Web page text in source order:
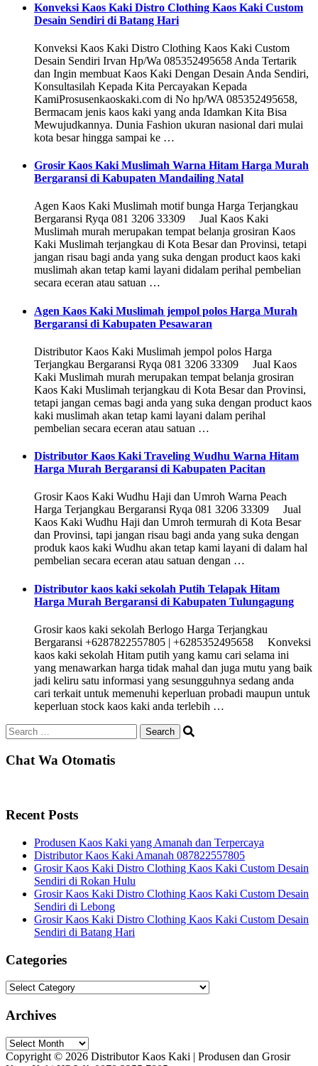
Konveksi Kaos Kaki Distro Clothing Kaos Kaki Custom
Desain Sendiri di Batang Hari
Konveksi Kaos Kaki Distro Clothing Kaos Kaki Custom
Desain Sendiri Irvan Hp/Wa 085352495658 Anda Tertarik
dan Ingin membuat Kaos Kaki Dengan Desain Anda Sendiri,
Konsultasilah Kepada Kita Percayakan Kepada
KamiProsusenkaoskaki.com di No hp/WA 085352495658,
Bermacam jenis kaos kaki yang anda Idamkan Kita Bisa
Mewujudkannya. Dunia Fashion ukuran nasional dari mulai
kota besar hingga sampai ke …
Grosir Kaos Kaki Muslimah Warna Hitam Harga Murah
Bergaransi di Kabupaten Mandailing Natal
Agen Kaos Kaki Muslimah motif bunga Harga Terjangkau
Bergaransi Ryqa 081 3206 33309 Jual Kaos Kaki
Muslimah murah merupakan tempat belanja grosiran Kaos
Kaki Muslimah terjangkau di Kota Besar dan Provinsi, tetapi
jangan risau bagi anda yang suka dengan product kaos kaki
muslimah akan tetap kami layani didalam perihal pembelian
secara eceran atau satuan …
Agen Kaos Kaki Muslimah jempol polos Harga Murah
Bergaransi di Kabupaten Pesawaran
Distributor Kaos Kaki Muslimah jempol polos Harga
Terjangkau Bergaransi Ryqa 081 3206 33309 Jual Kaos
Kaki Muslimah murah merupakan tempat belanja grosiran
Kaos Kaki Muslimah terjangkau di Kota Besar dan Provinsi,
tetapi jangan cemas bagi anda yang suka dengan product kaos
kaki muslimah akan tetap kami layani dalam perihal
pembelian secara eceran atau satuan …
Distributor Kaos Kaki Traveling Wudhu Warna Hitam
Harga Murah Bergaransi di Kabupaten Pacitan
Grosir Kaos Kaki Wudhu Haji dan Umroh Warna Peach
Harga Terjangkau Bergaransi Ryqa 081 3206 33309 Jual
Kaos Kaki Wudhu Haji dan Umroh termurah di Kota Besar
dan Provinsi, tapi jangan risau bagi anda yang suka dengan
produk kaos kaki Wudhu akan tetap kami layani di dalam hal
pembelian secara eceran atau satuan dengan …
Distributor kaos kaki sekolah Putih Telapak Hitam
Harga Murah Bergaransi di Kabupaten Tulungagung
Grosir kaos kaki sekolah Berlogo Harga Terjangkau
Bergaransi +6287822557805 | +6285352495658 Konveksi
kaos kaki sekolah Hitam putih yang kamu cari selama ini
yang menawarkan harga tidak mahal dan juga mutu yang baik
jadi keliru satu informasi yang sesungguhnya sedang anda
cari terkait untuk memenuhi keperluan probadi maupun untuk
keperluan stock kaos kaki anda terlebih …
Search
for:
Chat Wa Otomatis
Recent Posts
Produsen Kaos Kaki yang Amanah dan Terpercaya
Distributor Kaos Kaki Amanah 087822557805
Grosir Kaos Kaki Distro Clothing Kaos Kaki Custom Desain
Sendiri di Rokan Hulu
Grosir Kaos Kaki Distro Clothing Kaos Kaki Custom Desain
Sendiri di Lebong
Grosir Kaos Kaki Distro Clothing Kaos Kaki Custom Desain
Sendiri di Batang Hari
Categories
Categories
Archives
Archives
Copyright © 2026 Distributor Kaos Kaki | Produsen dan Grosir